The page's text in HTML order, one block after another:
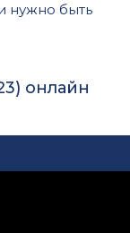
нужно быть
онлайн